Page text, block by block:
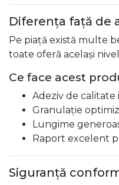
Diferența față de
Pe piață există multe
toate oferă același
Ce face acest
Adeziv de calitate
Granulație
Lungime
Raport excelent
Siguranță